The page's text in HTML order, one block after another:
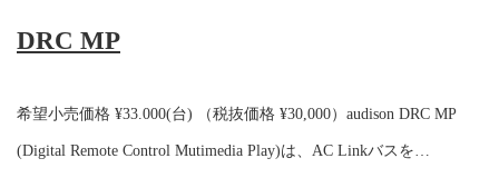
DRC MP
希望小売価格 ¥33.000(台) （税抜価格 ¥30,000）audison DRC MP
(Digital Remote Control Mutimedia Play)は、AC Linkバスを…